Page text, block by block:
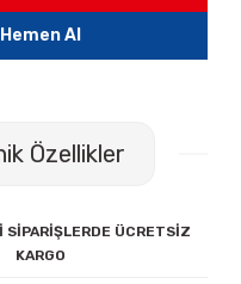
Hemen Al
Özellikler
ÜCRETSİZ
KARGO